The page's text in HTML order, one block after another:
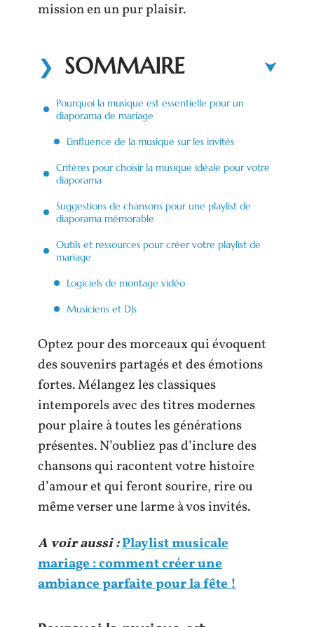
mission en un pur plaisir.
SOMMAIRE
Pourquoi la musique est essentielle pour un
diaporama de mariage
L’influence de la musique sur les invités
Critères pour choisir la musique idéale pour votre
diaporama
Suggestions de chansons pour une playlist de
diaporama mémorable
Outils et ressources pour créer votre playlist de
mariage
Logiciels de montage vidéo
Musiciens et DJs
Optez pour des morceaux qui évoquent
des souvenirs partagés et des émotions
fortes. Mélangez les classiques
intemporels avec des titres modernes
pour plaire à toutes les générations
présentes. N’oubliez pas d’inclure des
chansons qui racontent votre histoire
d’amour et qui feront sourire, rire ou
même verser une larme à vos invités.
A voir aussi :Playlist musicale
mariage : comment créer une
ambiance parfaite pour la fête !